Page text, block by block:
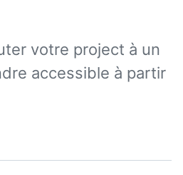
votre project à un
accessible à partir